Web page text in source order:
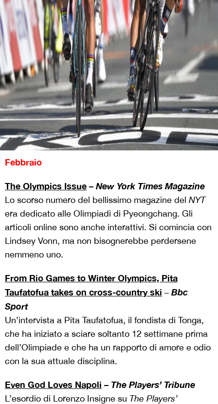
Febbraio
The Olympics Issue – New York Times Magazine
Lo scorso numero del bellissimo magazine del NYT
era dedicato alle Olimpiadi di Pyeongchang. Gli
articoli online sono anche interattivi. Si comincia con
Lindsey Vonn, ma non bisognerebbe perdersene
nemmeno uno.
From Rio Games to Winter Olympics, Pita
Taufatofua takes on cross-countryski – Bbc
Sport
Un’intervista a Pita Taufatofua, il fondista di Tonga,
che ha iniziato a sciare soltanto 12 settimane prima
dell’Olimpiade e che ha un rapporto di amore e odio
con la sua attuale disciplina.
Even God Loves Napoli – The Players’ Tribune
L’esordio di Lorenzo Insigne su The Players’